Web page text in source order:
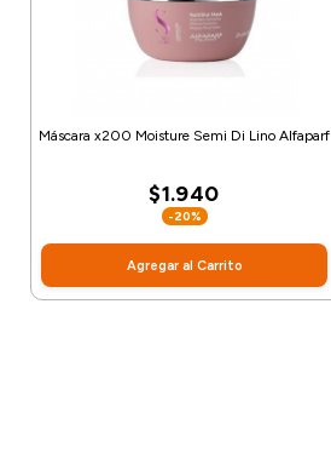
Máscara x200 Moisture Semi Di Lino Alfaparf
$1.940
-20%
Agregar al Carrito